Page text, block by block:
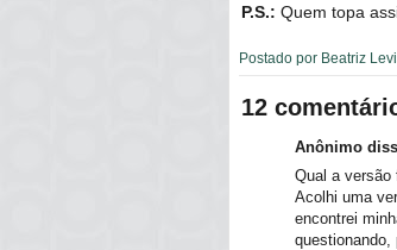
P.S.: Quem topa
Postado por Beatriz
12
Anônimo
Qual a versão
Acolhi uma
encontrei
questionando,